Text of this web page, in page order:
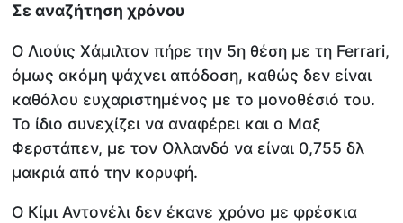
Σε αναζήτηση χρόνου
Ο Λιούις Χάμιλτον πήρε την 5η θέση με τη Ferrari,
όμως ακόμη ψάχνει απόδοση, καθώς δεν είναι
καθόλου ευχαριστημένος με το μονοθέσιό του.
Το ίδιο συνεχίζει να αναφέρει και ο Μαξ
Φερστάπεν, με τον Ολλανδό να είναι 0,755 δλ
μακριά από την κορυφή.
Ο Κίμι Αντονέλι δεν έκανε χρόνο με φρέσκια